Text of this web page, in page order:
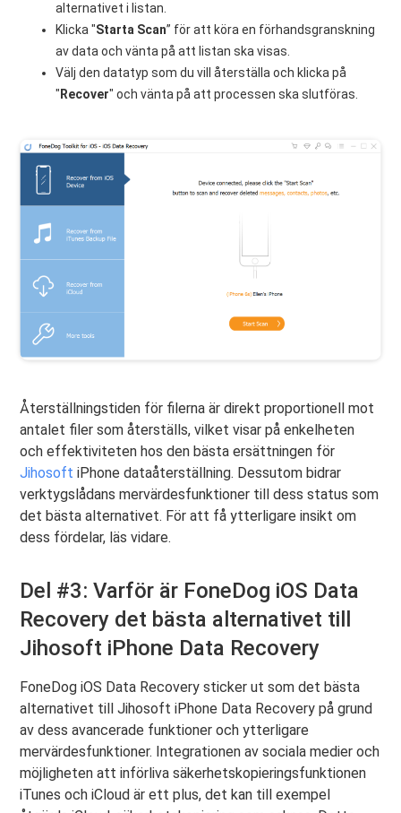
alternativet i listan.
Klicka "Starta Scan” för att köra en förhandsgranskning
av data och vänta på att listan ska visas.
Välj den datatyp som du vill återställa och klicka på
" Recover" och vänta på att processen ska slutföras.
Återställningstiden för filerna är direkt proportionell mot
antalet filer som återställs, vilket visar på enkelheten
och effektiviteten hos den bästa ersättningen för
Jihosoft iPhone dataåterställning. Dessutom bidrar
verktygslådans mervärdesfunktioner till dess status som
det bästa alternativet. För att få ytterligare insikt om
dess fördelar, läs vidare.
Del #3: Varför är FoneDog iOS Data
Recovery det bästa alternativet till
Jihosoft iPhone Data Recovery
FoneDog iOS Data Recovery sticker ut som det bästa
alternativet till Jihosoft iPhone Data Recovery på grund
av dess avancerade funktioner och ytterligare
mervärdesfunktioner. Integrationen av sociala medier och
möjligheten att införliva säkerhetskopieringsfunktionen
iTunes och iCloud är ett plus, det kan till exempel